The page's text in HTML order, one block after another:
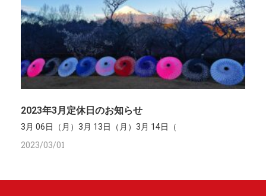
2023年3月定休日のお知らせ
3月 06日（月）3月 13日（月）3月 14日（
2023/03/01